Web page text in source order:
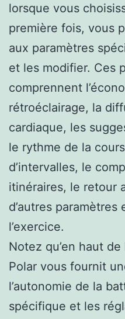
lorsque vous
première fois, vous
aux paramètres
et les modifier. Ces
comprennent
rétroéclairage, la
cardiaque, les
le rythme de la
d’intervalles, le
itinéraires, le retour
d’autres
l’exercice.
Notez qu’en haut de
Polar vous fournit
l’autonomie de la
spécifique et les